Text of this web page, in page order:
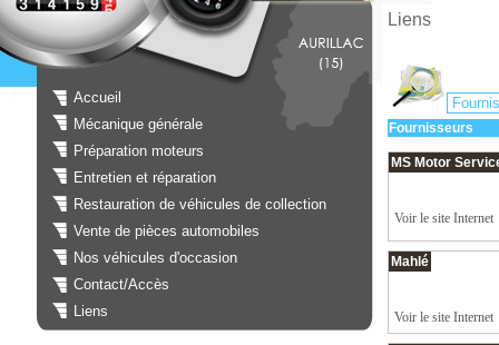
Accueil
Mécanique générale
Préparation moteurs
Entretien et réparation
Restauration de véhicules de collection
Vente de pièces automobiles
Nos véhicules d'occasion
Contact/Accès
Liens
Liens
Fournisseurs
MS Motor
Voir le site Internet
Mahlé
Voir le site Internet